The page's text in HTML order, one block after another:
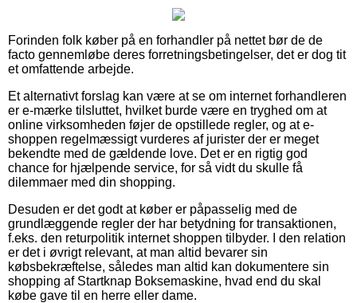
Forinden folk køber på en forhandler på nettet bør de de
facto gennemløbe deres forretningsbetingelser, det er dog tit
et omfattende arbejde.
Et alternativt forslag kan være at se om internet forhandleren
er e-mærke tilsluttet, hvilket burde være en tryghed om at
online virksomheden føjer de opstillede regler, og at e-
shoppen regelmæssigt vurderes af jurister der er meget
bekendte med de gældende love. Det er en rigtig god
chance for hjælpende service, for så vidt du skulle få
dilemmaer med din shopping.
Desuden er det godt at køber er påpasselig med de
grundlæggende regler der har betydning for transaktionen,
f.eks. den returpolitik internet shoppen tilbyder. I den relation
er det i øvrigt relevant, at man altid bevarer sin
købsbekræftelse, således man altid kan dokumentere sin
shopping af Startknap Boksemaskine, hvad end du skal
købe gave til en herre eller dame.